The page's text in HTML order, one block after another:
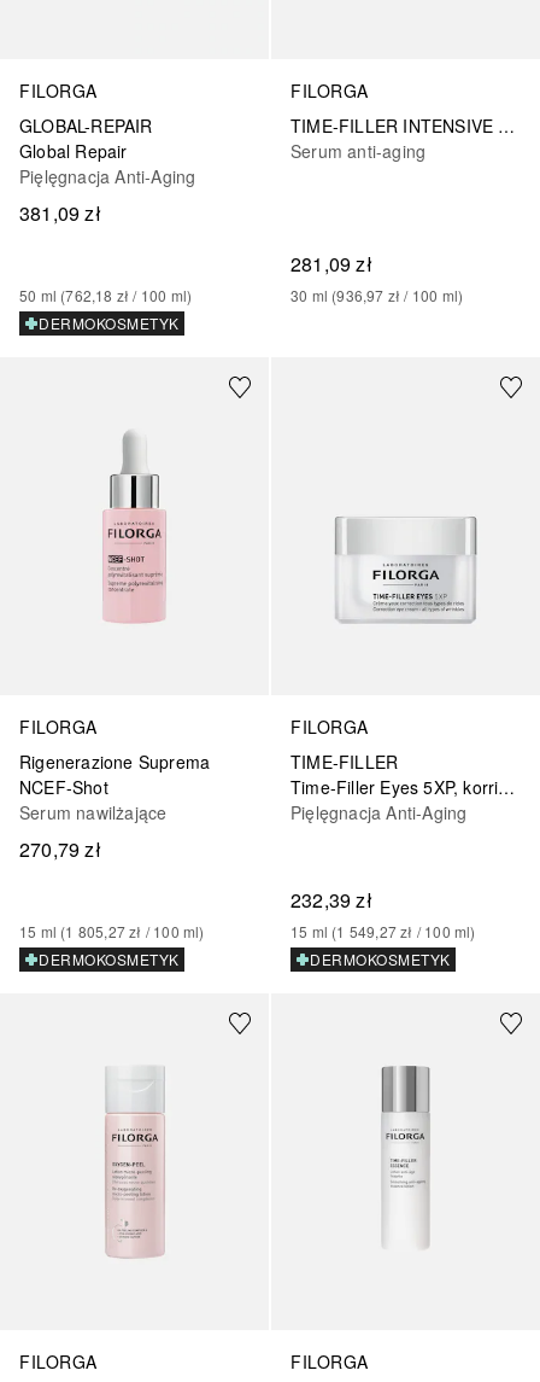
FILORGA
GLOBAL-REPAIR
Global Repair
Pięlęgnacja Anti-Aging
381,09 zł
50 ml (762,18 zł / 100 ml)
DERMOKOSMETYK
FILORGA
TIME-FILLER INTENSIVE 5XP correcting serum-all types of wrinkles
Serum anti-aging
281,09 zł
30 ml (936,97 zł / 100 ml)
FILORGA
Rigenerazione Suprema
NCEF-Shot
Serum nawilżające
270,79 zł
15 ml (1 805,27 zł / 100 ml)
DERMOKOSMETYK
FILORGA
TIME-FILLER
Time-Filler Eyes 5XP, korrigierende Augenpflege
Pięlęgnacja Anti-Aging
232,39 zł
15 ml (1 549,27 zł / 100 ml)
DERMOKOSMETYK
FILORGA
FILORGA